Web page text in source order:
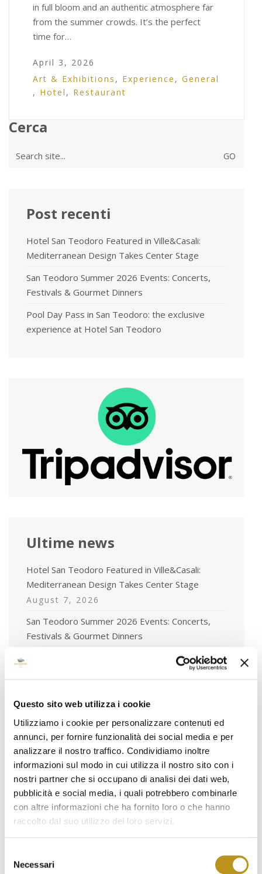
Questo sito web utilizza i cookie
Utilizziamo i cookie per personalizzare contenuti ed
annunci, per fornire funzionalità dei social media e per
analizzare il nostro traffico. Condividiamo inoltre
informazioni sul modo in cui utilizza il nostro sito con i
nostri partner che si occupano di analisi dei dati web,
pubblicità e social media, i quali potrebbero combinarle
con altre informazioni che ha fornito loro o che hanno
raccolto dal suo utilizzo dei loro servizi.
delNecessari
in full bloom and an authentic atmosphere far
from the summer crowds. It’s the perfect
time for…
April 3, 2026
Art & Exhibitions , Experience , General
, Hotel , Restaurant
Cerca
Post recenti
Hotel San Teodoro Featured in Ville&Casali:
Mediterranean Design Takes Center Stage
San Teodoro Summer 2026 Events: Concerts,
Festivals & Gourmet Dinners
Pool Day Pass in San Teodoro: the exclusive
experience at Hotel San Teodoro
Ultime news
Hotel San Teodoro Featured in Ville&Casali:
Mediterranean Design Takes Center Stage
August 7, 2026
San Teodoro Summer 2026 Events: Concerts,
Festivals & Gourmet Dinners
Pool Day Pass in San Teodoro: the exclusive
June 5, 2026
Tags
#hotelsanteodoro #ospitalitàsarda #teamhst
#dietrolequinte #vacanzeinsardegna